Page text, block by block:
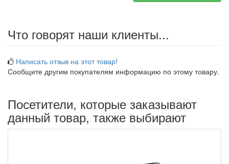
Что говорят наши клиенты...
Написать отзыв на этот товар!
Сообщите другим покупателям информацию по этому товару.
Посетители, которые заказывают
данный товар, также выбирают